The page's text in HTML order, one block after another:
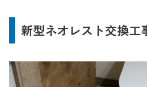
新型ネオレスト交換